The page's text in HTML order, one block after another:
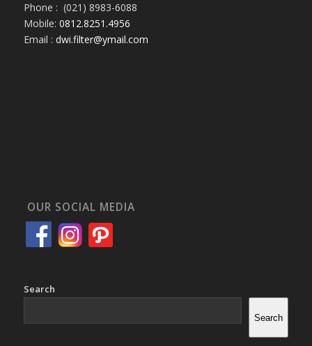
Phone : (021) 8983-6088
Mobile: 0812.8251.4956
Email : dwi.filter@ymail.com
OUR SOCIAL MEDIA
Search
Search